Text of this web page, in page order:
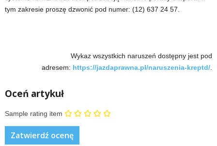
tym zakresie proszę dzwonić pod numer: (12) 637 24 57.
Wykaz wszystkich naruszeń dostępny jest pod
adresem: https://jazdaprawna.pl/naruszenia-kreptd/
Oceń artykuł
Sample rating item